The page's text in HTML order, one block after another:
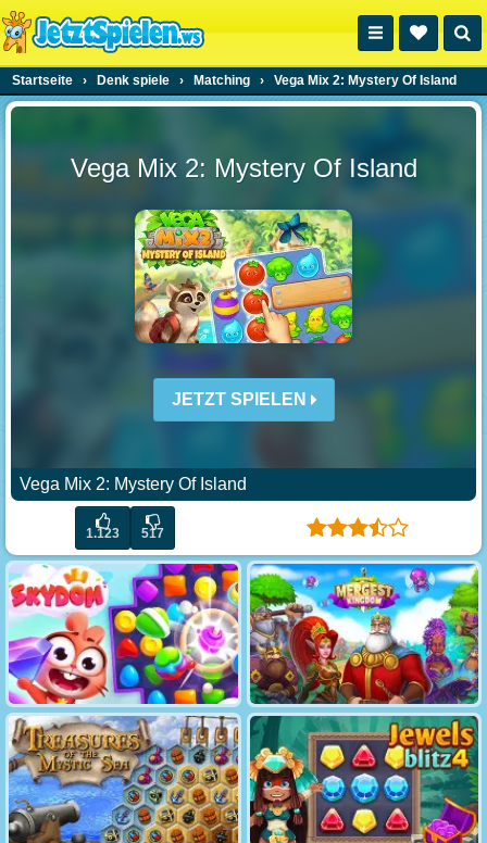
Startseite › Denk spiele › Matching › Vega Mix 2: Mystery Of Island
Vega Mix 2: Mystery Of Island
JETZT SPIELEN
Vega Mix 2: Mystery Of Island
1.123 517